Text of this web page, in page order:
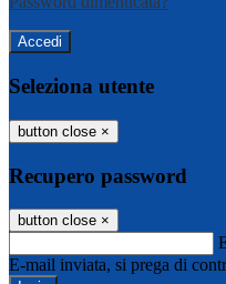
Seleziona utente
button close ×
Recupero password
button close ×
E-mail inviata, si prega di